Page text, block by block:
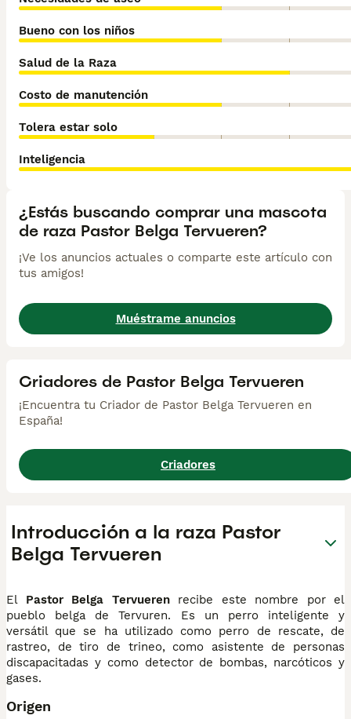
Bueno con los niños
Salud de la Raza
Costo de manutención
Tolera estar solo
Inteligencia
¿Estás buscando comprar una mascota
de raza Pastor Belga Tervueren?
¡Ve los anuncios actuales o comparte este artículo con
tus amigos!
Muéstrame anuncios
Criadores de Pastor Belga Tervueren
¡Encuentra tu Criador de Pastor Belga Tervueren en
España!
Criadores
Introducción a la raza Pastor
Belga Tervueren
El Pastor Belga Tervuerenrecibe este nombre por el
pueblo belga de Tervuren. Es un perro inteligente y
versátil que se ha utilizado como perro de rescate, de
rastreo, de tiro de trineo, como asistente de personas
discapacitadas y como detector de bombas, narcóticos y
gases.
Origen